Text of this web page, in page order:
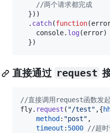
//两个请求都完成
}) )
. catch(function(
console. log(error)
})
直接通过 request
//直接调用request函数发
fly. request ( "/test" ,{
method : "post" ,
timeout : 5000 //超时